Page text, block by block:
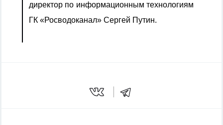
директор по информационным технологиям
ГК «Росводоканал» Сергей Путин.